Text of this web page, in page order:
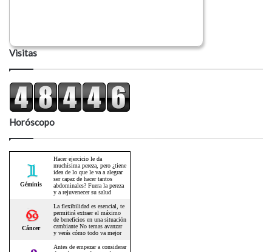
Visitas
Horóscopo